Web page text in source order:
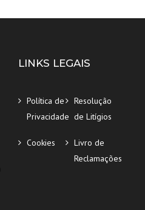
LINKS LEGAIS
Política de
Privacidade
Resolução
de Litígios
Cookies
Livro de
Reclamações